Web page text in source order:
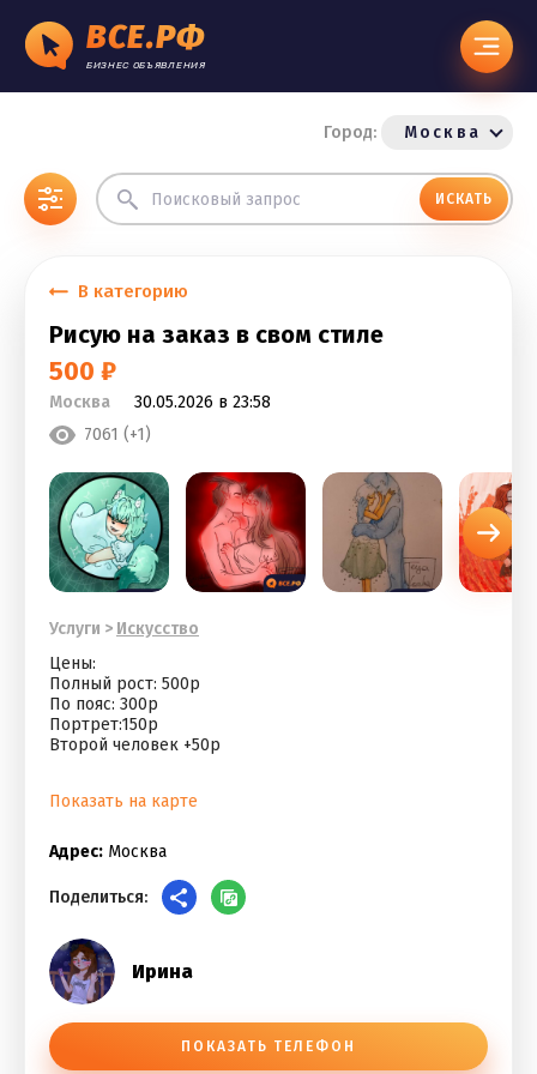
ВСЕ.РФ
БИЗНЕС ОБЪЯВЛЕНИЯ
Город: Москва
ИСКАТЬ
В категорию
Рисую на заказ в свом стиле
500 ₽
Москва
30.05.2026 в 23:58
7061 (+1)
Услуги > Искусство
Цены:
Полный рост: 500р
По пояс: 300р
Портрет:150р
Второй человек +50р
Показать на карте
Адрес: Москва
Поделиться:
Ирина
ПОКАЗАТЬ ТЕЛЕФОН